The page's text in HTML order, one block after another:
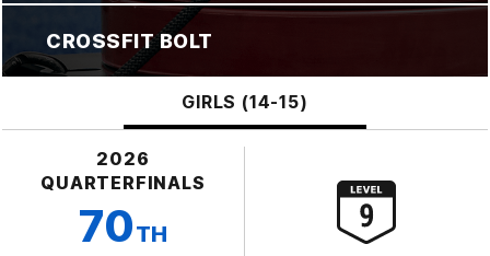
CROSSFIT BOLT
GIRLS (14-15)
2026
QUARTERFINALS
70TH